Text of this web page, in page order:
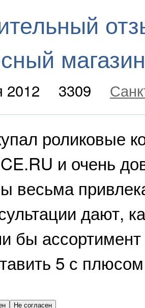
магазин
2012 3309
роликовые
и очень
весьма
дают,
бы
5 с